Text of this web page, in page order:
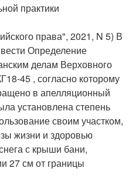
практики
права", 2021, N 5) В
Определение
делам Верховного
45 , согласно которому
в апелляционный
установлена степень
своим участком,
жизни и здоровью
с крыши бани,
27 см от границы